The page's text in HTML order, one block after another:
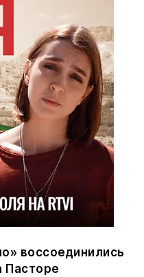
воссоединились
Пасторе